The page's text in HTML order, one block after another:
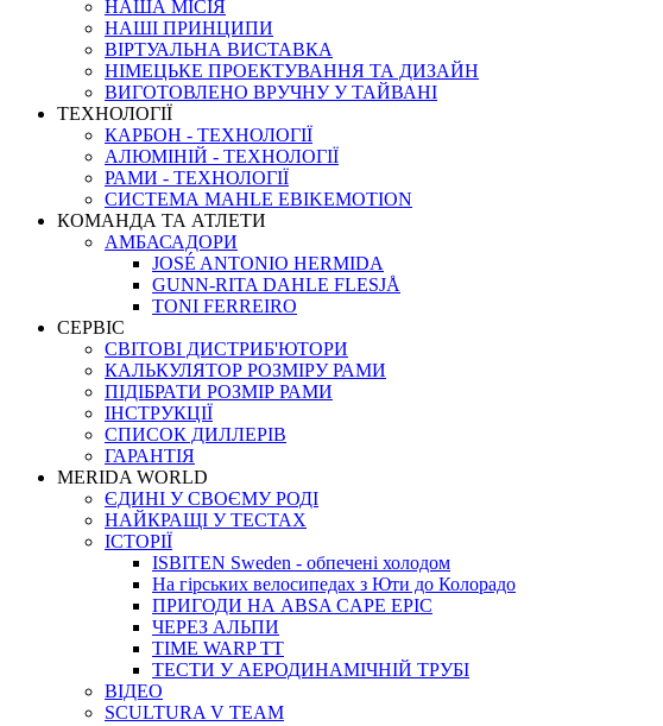
НАША МICIЯ
НАШI ПРИНЦИПИ
ВIРТУАЛЬНА ВИСТАВКА
НІМЕЦЬКЕ ПРОЕКТУВАННЯ ТА ДИЗАЙН
ВИГОТОВЛЕНО ВРУЧНУ У ТАЙВАНІ
ТЕХНОЛОГІЇ
КАРБОН - ТЕХНОЛОГІЇ
АЛЮМІНІЙ - ТЕХНОЛОГІЇ
РАМИ - ТЕХНОЛОГІЇ
СИСТЕМА MAHLE EBIKEMOTION
КОМАНДА ТА АТЛЕТИ
АМБАСАДОРИ
JOSÉ ANTONIO HERMIDA
GUNN-RITA DAHLE FLESJÅ
TONI FERREIRO
СЕРВІС
СВІТОВІ ДИСТРИБ'ЮТОРИ
КАЛЬКУЛЯТОР РОЗМIРУ РАМИ
ПІДІБРАТИ РОЗМІР РАМИ
IНСТРУКЦIЇ
СПИСОК ДИЛЛЕРІВ
ГАРАНТIЯ
MERIDA WORLD
ЄДИНI У СВОЄМУ РОДI
НАЙКРАЩІ У ТЕСТАХ
ІСТОРІЇ
ISBITEN Sweden - обпечені холодом
На гірських велосипедах з Юти до Колорадо
ПРИГОДИ НА ABSA CAPE EPIC
ЧЕРЕЗ АЛЬПИ
TIME WARP TT
ТЕСТИ У АЕРОДИНАМІЧНІЙ ТРУБІ
ВІДЕО
SCULTURA V TEAM